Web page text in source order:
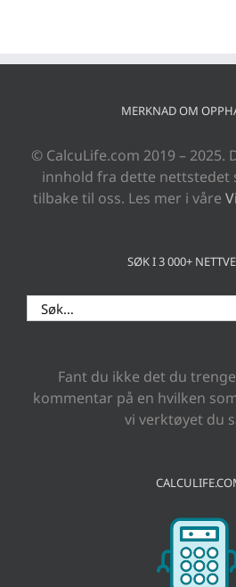
MERKNAD OM
© CalcuLife.com 2019 – 2025.
innhold fra dette nettstedet
tilbake til oss. Les mer i våre
SØK I 3 000+
Search
for:
Fant du ikke det du
kommentar på en hvilken
vi verktøyet du